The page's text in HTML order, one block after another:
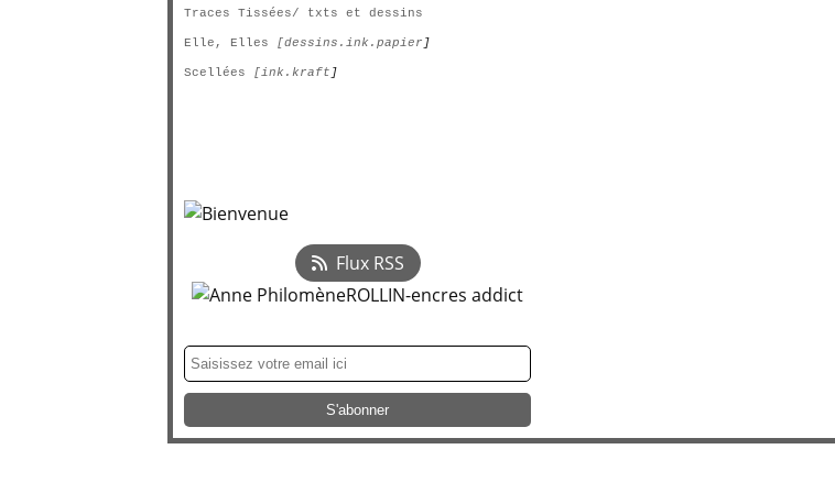
Traces Tissées/ txts et dessins
Elle, Elles [dessins.ink.papier ]
Scellées [ink.kraft ]
Flux RSS